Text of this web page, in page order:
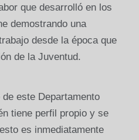
que desarrolló en los
demostrando una
desde la época que
de la Juventud.
este Departamento
tiene perfil propio y se
es inmediatamente